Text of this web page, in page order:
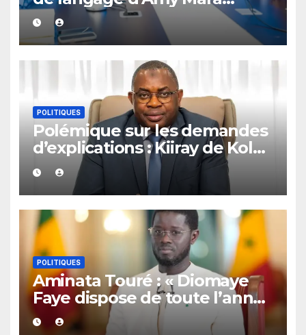
provoquent des réactions sur
les réseaux sociaux
POLITIQUES
Polémique sur les demandes
d’explications : Kiiray de Kolda
apporte son soutien à
Mamadou Lamine Dianté
POLITIQUES
Aminata Touré : « Diomaye
Faye dispose de toute l’année
2027 pour organiser les